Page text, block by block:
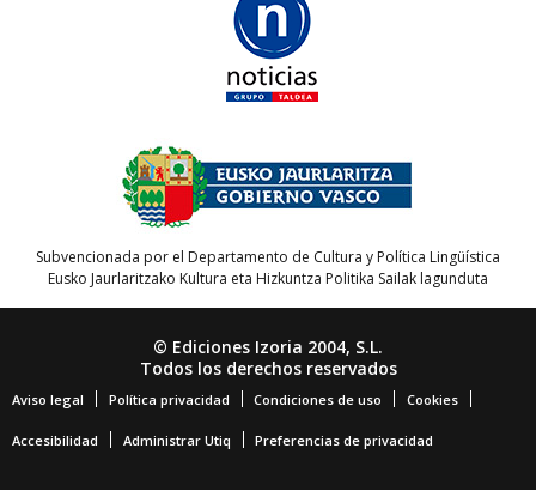
Subvencionada por el Departamento de Cultura y Política Lingüística
Eusko Jaurlaritzako Kultura eta Hizkuntza Politika Sailak lagunduta
© Ediciones Izoria 2004, S.L.
Todos los derechos reservados
Aviso legal Política privacidad Condiciones de uso Cookies
Accesibilidad Administrar Utiq Preferencias de privacidad